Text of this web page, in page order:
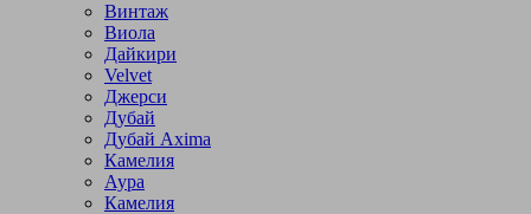
Винтаж
Виола
Дайкири
Velvet
Джерси
Дубай
Дубай Axima
Камелия
Аура
Камелия